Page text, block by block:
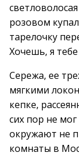
розовом
тарелочку
Хочешь, я
Сережа, ее
мягкими
кепке,
сих пор не
окружают не
комнаты в